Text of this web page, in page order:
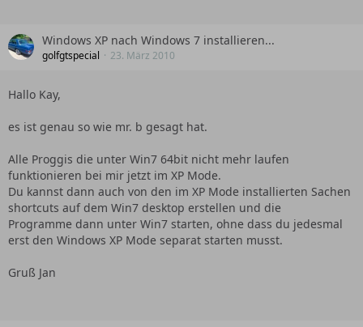
Windows XP nach Windows 7 installieren...
golfgtspecial 23. März 2010
Hallo Kay,
es ist genau so wie mr. b gesagt hat.
Alle Proggis die unter Win7 64bit nicht mehr laufen
funktionieren bei mir jetzt im XP Mode.
Du kannst dann auch von den im XP Mode installierten Sachen
shortcuts auf dem Win7 desktop erstellen und die
Programme dann unter Win7 starten, ohne dass du jedesmal
erst den Windows XP Mode separat starten musst.
Gruß Jan